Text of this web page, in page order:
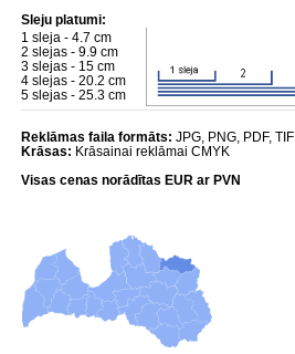
Sleju platumi:
1 sleja - 4.7 cm
2 slejas - 9.9 cm
3 slejas - 15 cm
4 slejas - 20.2 cm
5 slejas - 25.3 cm
Reklāmas faila formāts: JPG, PNG, PDF, TIF
Krāsas: Krāsainai reklāmai CMYK
Visas cenas norādītas EUR ar PVN